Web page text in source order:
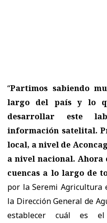
“Partimos sabiendo
largo del país y lo
desarrollar este
información satelital.
local, a nivel de
a nivel nacional. Ahora
cuencas a lo largo de
por la Seremi
la Dirección General de
establecer cuál es